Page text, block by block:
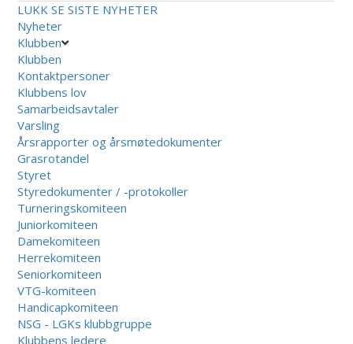
LUKK SE SISTE NYHETER
Nyheter
Klubben
Klubben
Kontaktpersoner
Klubbens lov
Samarbeidsavtaler
Varsling
Årsrapporter og årsmøtedokumenter
Grasrotandel
Styret
Styredokumenter / -protokoller
Turneringskomiteen
Juniorkomiteen
Damekomiteen
Herrekomiteen
Seniorkomiteen
VTG-komiteen
Handicapkomiteen
NSG - LGKs klubbgruppe
Klubbens ledere